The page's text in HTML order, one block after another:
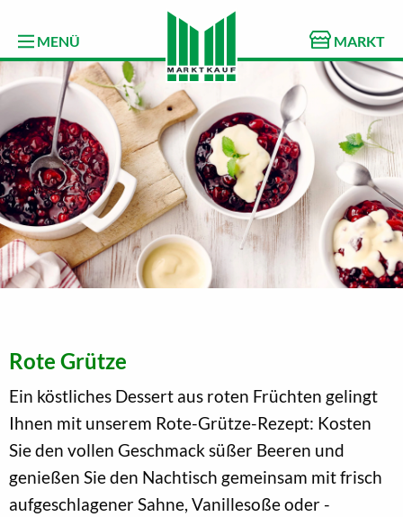
MENÜ MARKT
Rote Grütze
Ein köstliches Dessert aus roten Früchten gelingt
Ihnen mit unserem Rote-Grütze-Rezept: Kosten
Sie den vollen Geschmack süßer Beeren und
genießen Sie den Nachtisch gemeinsam mit frisch
aufgeschlagener Sahne, Vanillesoße oder -